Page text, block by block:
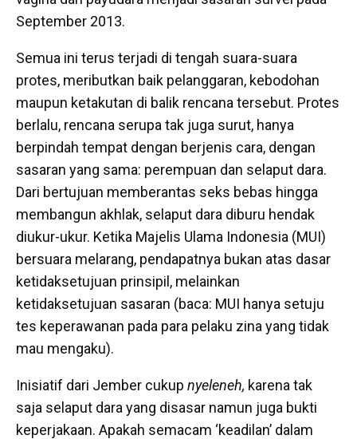
September 2013.
Semua ini terus terjadi di tengah suara-suara
protes, meributkan baik pelanggaran, kebodohan
maupun ketakutan di balik rencana tersebut. Protes
berlalu, rencana serupa tak juga surut, hanya
berpindah tempat dengan berjenis cara, dengan
sasaran yang sama: perempuan dan selaput dara.
Dari bertujuan memberantas seks bebas hingga
membangun akhlak, selaput dara diburu hendak
diukur-ukur. Ketika Majelis Ulama Indonesia (MUI)
bersuara melarang, pendapatnya bukan atas dasar
ketidaksetujuan prinsipil, melainkan
ketidaksetujuan sasaran (baca: MUI hanya setuju
tes keperawanan pada para pelaku zina yang tidak
mau mengaku).
Inisiatif dari Jember cukup nyeleneh, karena tak
saja selaput dara yang disasar namun juga bukti
keperjakaan. Apakah semacam ‘keadilan’ dalam